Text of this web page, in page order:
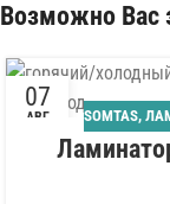
Возможно Вас
07
АВГ SOMTAS,